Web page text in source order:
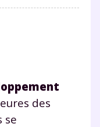
des
se